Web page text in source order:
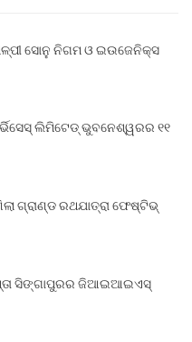
ସୋନୁ ନିଗମ ଓ ଇଉଜେନିକ୍ସ
ଲିମିଟେଡ୍ ଭୁବନେଶ୍ୱରର ୧୧
ଗ୍ରାଣ୍ଡ ରଥଯାତ୍ରା ଫେଷ୍ଟିଭ୍
ସିଙ୍ଗାପୁରର ଜିଆଇଆଇଏସ୍